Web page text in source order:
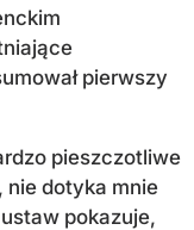
pierwszy
pieszczotliwe
nie dotyka mnie
pokazuje,